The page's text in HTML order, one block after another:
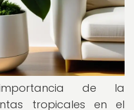
de la
tropicales en el